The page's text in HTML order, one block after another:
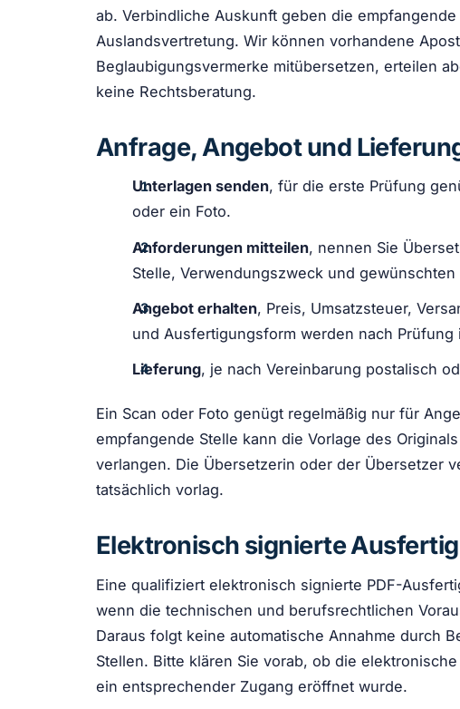
ab. Verbindliche Auskunft geben die
Auslandsvertretung. Wir können vorhandene
Beglaubigungsvermerke mitübersetzen, erteilen
keine Rechtsberatung.
Anfrage, Angebot und
Unterlagen senden, für die erste Prüfung
oder ein Foto.
Anforderungen mitteilen, nennen Sie
Stelle, Verwendungszweck und gewünschten
Angebot erhalten, Preis, Umsatzsteuer,
und Ausfertigungsform werden nach
Lieferung, je nach Vereinbarung postalisch
Ein Scan oder Foto genügt regelmäßig nur für
empfangende Stelle kann die Vorlage des
verlangen. Die Übersetzerin oder der Übersetzer
tatsächlich vorlag.
Elektronisch signierte
Eine qualifiziert elektronisch signierte PDF-
wenn die technischen und berufsrechtlichen
Daraus folgt keine automatische Annahme durch
Stellen. Bitte klären Sie vorab, ob die
ein entsprechender Zugang eröffnet wurde.